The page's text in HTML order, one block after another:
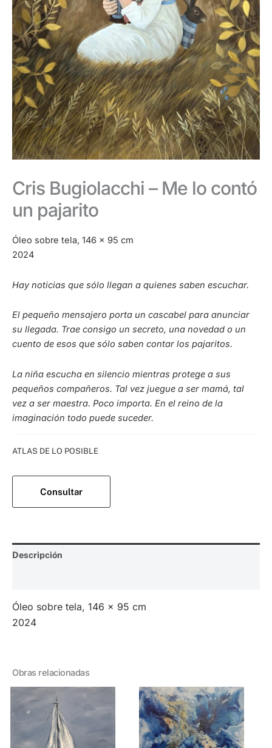
Cris Bugiolacchi – Me lo contó
un pajarito
Óleo sobre tela, 146 x 95 cm
2024
Hay noticias que sólo llegan a quienes saben escuchar.
El pequeño mensajero porta un cascabel para anunciar
su llegada. Trae consigo un secreto, una novedad o un
cuento de esos que sólo saben contar los pajaritos.
La niña escucha en silencio mientras protege a sus
pequeños compañeros. Tal vez juegue a ser mamá, tal
vez a ser maestra. Poco importa. En el reino de la
imaginación todo puede suceder.
ATLAS DE LO POSIBLE
Consultar
Descripción
Óleo sobre tela, 146 x 95 cm
2024
Obras relacionadas